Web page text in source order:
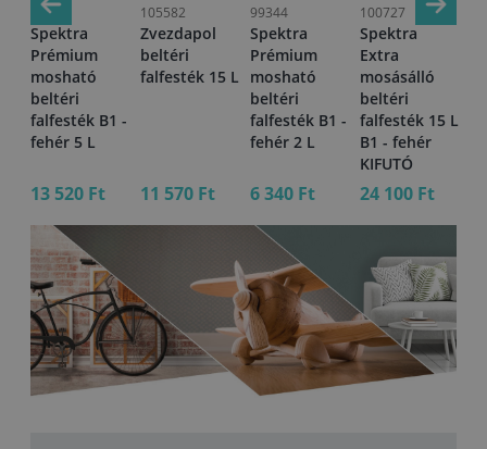
99345
Spektra
Prémium
mosható
beltéri
falfesték B1 -
fehér 5 L
13 520 Ft
105582
Zvezdapol
beltéri
falfesték 15 L
11 570 Ft
99344
Spektra
Prémium
mosható
beltéri
falfesték B1 -
fehér 2 L
6 340 Ft
100727
Spektra
Extra
mosásálló
beltéri
falfesték 15 L
B1 - fehér
KIFUTÓ
24 100 Ft